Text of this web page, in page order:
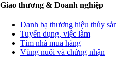
Giao thương & Doanh nghiệp
Danh bạ thương hiệu thủy
Tuyển dụng, việc làm
Tìm nhà mua hàng
Vùng nuôi và chứng nhận